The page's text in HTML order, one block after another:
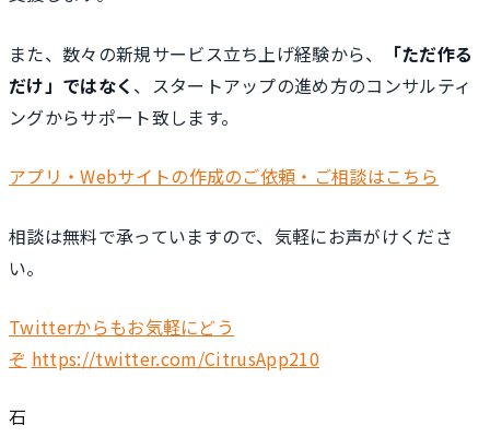
また、数々の新規サービス立ち上げ経験から、
「ただ作る
だけ」ではなく 、スタートアップの進め方のコンサルティ
ングからサポート致します。
アプリ・Webサイトの作成のご依頼・ご相談はこちら
相談は無料で承っていますので、気軽にお声がけくださ
い。
Twitterからもお気軽にどう
ぞ https://twitter.com/CitrusApp210
石